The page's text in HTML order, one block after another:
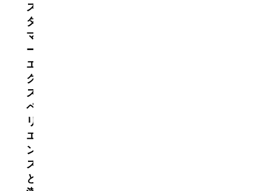
ス
タ
マ
ー
エ
ク
ス
ペ
リ
エ
ン
ス
と